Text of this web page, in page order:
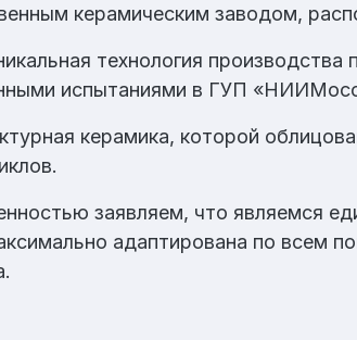
керамическим заводом,
технология
испытаниями в ГУП
керамика, которой
заявляем, что являемся
адаптирована по всем